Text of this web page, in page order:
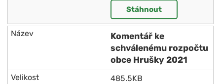
Stáhnout
Komentář ke
schválenému rozpočtu
obce Hrušky 2021
485.5KB